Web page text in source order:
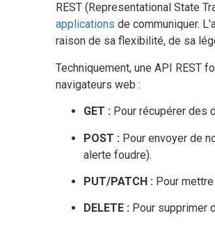
REST (Representational State
applications de communiquer.
raison de sa flexibilité, de sa
Techniquement, une API REST
navigateurs web :
GET : Pour récupérer des
POST : Pour envoyer de
alerte foudre).
PUT/PATCH : Pour
DELETE : Pour supprimer